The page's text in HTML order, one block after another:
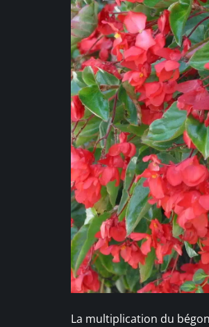
La multiplication du